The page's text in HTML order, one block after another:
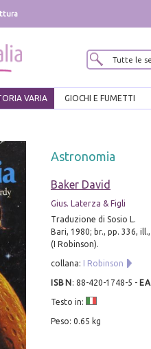
VARIA GIOCHI E FUMETTI
Astronomia
Baker David
Gius. Laterza & Figli
Traduzione di Sosio L.
Bari, 1980; br., pp. 336,
(I Robinson).
collana: I Robinson
ISBN : 88-420-1748-5 -
Testo in:
Peso: 0.65 kg